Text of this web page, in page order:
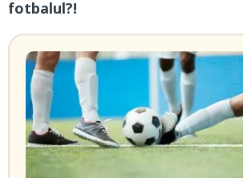
fotbalul?!